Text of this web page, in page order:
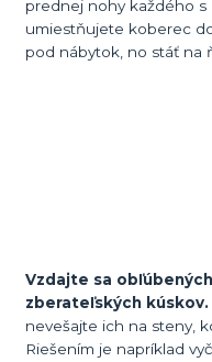
prednej nohy každého
umiestňujete koberec
pod nábytok, no stáť na
Vzdajte sa
zberateľských kúskov.
nevešajte ich na steny,
Riešením je napríklad